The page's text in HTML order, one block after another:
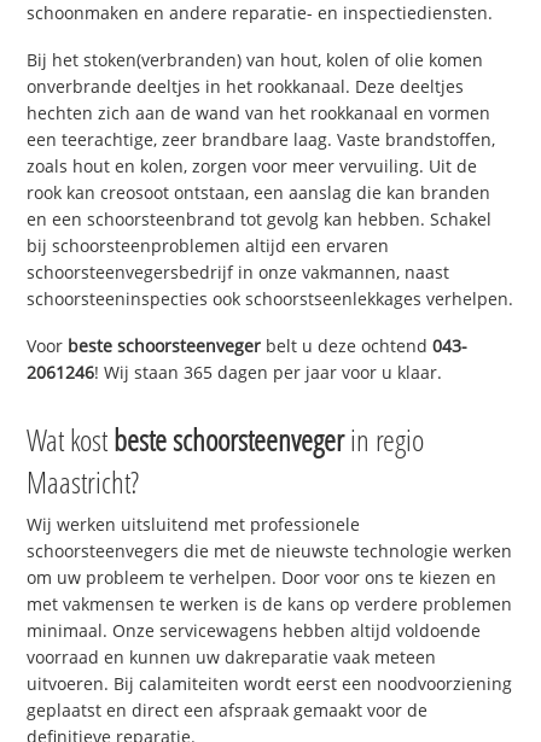
schoonmaken en andere reparatie- en inspectiediensten.
Bij het stoken(verbranden) van hout, kolen of olie komen
onverbrande deeltjes in het rookkanaal. Deze deeltjes
hechten zich aan de wand van het rookkanaal en vormen
een teerachtige, zeer brandbare laag. Vaste brandstoffen,
zoals hout en kolen, zorgen voor meer vervuiling. Uit de
rook kan creosoot ontstaan, een aanslag die kan branden
en een schoorsteenbrand tot gevolg kan hebben. Schakel
bij schoorsteenproblemen altijd een ervaren
schoorsteenvegersbedrijf in onze vakmannen, naast
schoorsteeninspecties ook schoorstseenlekkages verhelpen.
Voor beste schoorsteenveger belt u deze ochtend043-
2061246! Wij staan 365 dagen per jaar voor u klaar.
Wat kostbeste schoorsteenvegerin regio
Maastricht?
Wij werken uitsluitend met professionele
schoorsteenvegers die met de nieuwste technologie werken
om uw probleem te verhelpen. Door voor ons te kiezen en
met vakmensen te werken is de kans op verdere problemen
minimaal. Onze servicewagens hebben altijd voldoende
voorraad en kunnen uw dakreparatie vaak meteen
uitvoeren. Bij calamiteiten wordt eerst een noodvoorziening
geplaatst en direct een afspraak gemaakt voor de
definitieve reparatie.